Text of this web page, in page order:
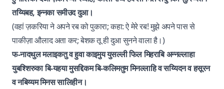
तय्यिबह, इन्नका समीउद दुआ।
(वहां ज़करिया ने अपने रब को पुकारा; कहा: ऐ मेरे रब! मुझे अपने पास से
पाकीज़ा औलाद अता कर; बेशक तू ही दुआ सुनने वाला है।)
फ-नादथुल मलाइकतु व हुवा काइमुय युसल्ली फिल मिहराबि अन्नल्लाहा
युबश्शिरुका बि-यहया मुसद्दिकम बि-कलिमतुम मिनल्लाहि व सय्यिदन व हसूरन
व नबिय्यम मिनस सालिहीन।